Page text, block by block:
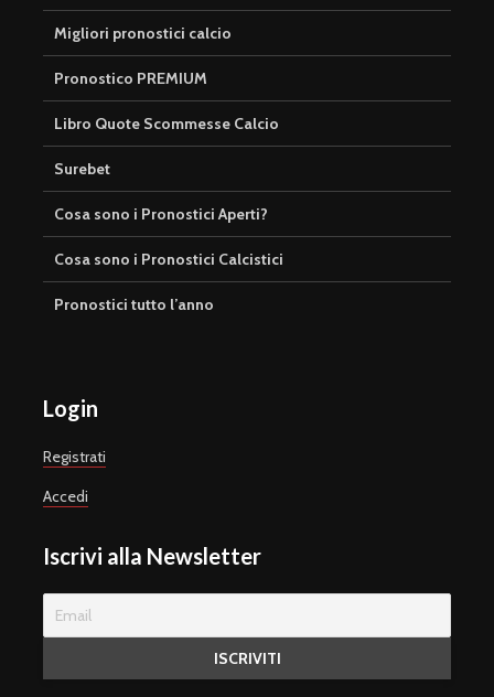
Migliori pronostici calcio
Pronostico PREMIUM
Libro Quote Scommesse Calcio
Surebet
Cosa sono i Pronostici Aperti?
Cosa sono i Pronostici Calcistici
Pronostici tutto l’anno
Login
Registrati
Accedi
Iscrivi alla Newsletter